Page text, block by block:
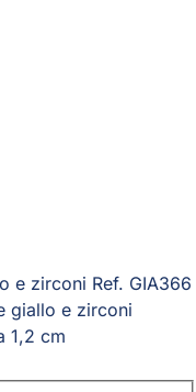
e zirconi Ref. GIA366
giallo e zirconi
1,2 cm